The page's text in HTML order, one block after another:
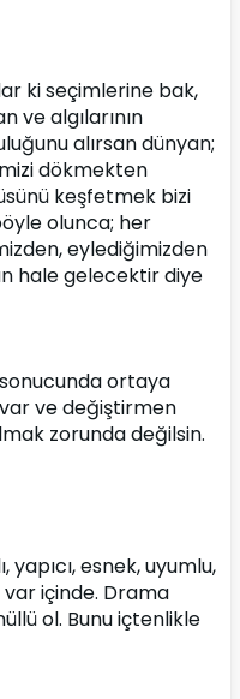
ki seçimlerine bak,
ve algılarının
alırsan dünyan;
dökmekten
keşfetmek bizi
olunca; her
eylediğimizden
hale gelecektir diye
sonucunda ortaya
var ve değiştirmen
zorunda değilsin.
yapıcı, esnek, uyumlu,
içinde. Drama
ol. Bunu içtenlikle